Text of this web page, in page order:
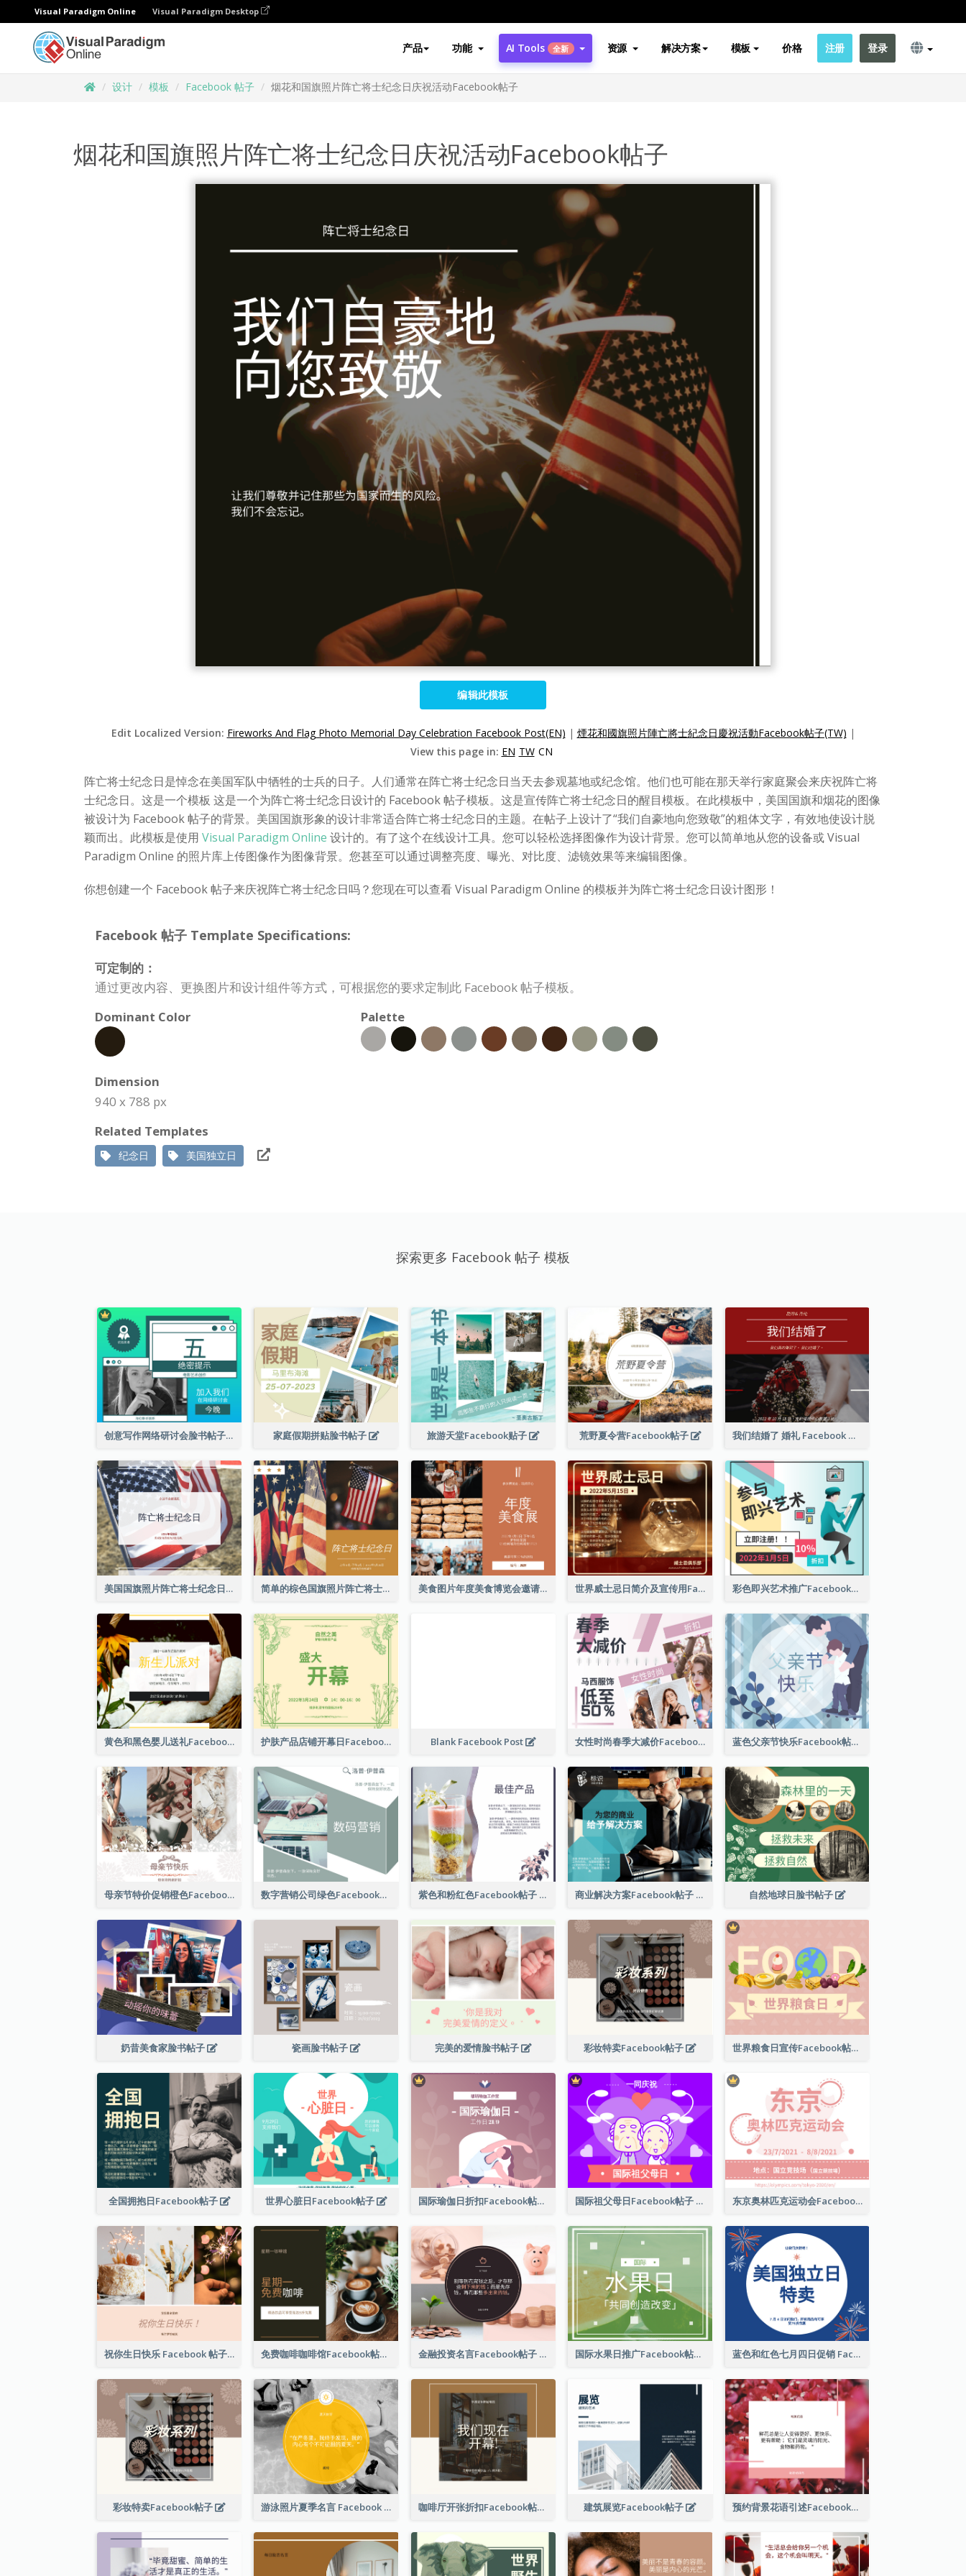
Visual Paradigm Online Visual Paradigm Desktop
产品 功能 AI Tools 全新 资源 解决方案 模板 价格 注册 登录
设计 模板 Facebook 帖子 烟花和国旗照片阵亡将士纪念日庆祝活动Facebook帖子
烟花和国旗照片阵亡将士纪念日庆祝活动Facebook帖子
编辑此模板
Edit Localized Version: Fireworks And Flag Photo Memorial Day Celebration Facebook Post(EN) | 煙花和國旗照片陣亡將士紀念日慶祝活動Facebook帖子(TW) |
View this page in: EN TW CN
阵亡将士纪念日是悼念在美国军队中牺牲的士兵的日子。人们通常在阵亡将士纪念日当天去参观墓地或纪念馆。他们也可能在那天举行家庭聚会来庆祝阵亡将
士纪念日。这是一个模板 这是一个为阵亡将士纪念日设计的 Facebook 帖子模板。这是宣传阵亡将士纪念日的醒目模板。在此模板中，美国国旗和烟花的图像
被设计为 Facebook 帖子的背景。美国国旗形象的设计非常适合阵亡将士纪念日的主题。在帖子上设计了“我们自豪地向您致敬”的粗体文字，有效地使设计脱
颖而出。此模板是使用 Visual Paradigm Online 设计的。有了这个在线设计工具。您可以轻松选择图像作为设计背景。您可以简单地从您的设备或 Visual
Paradigm Online 的照片库上传图像作为图像背景。您甚至可以通过调整亮度、曝光、对比度、滤镜效果等来编辑图像。
你想创建一个 Facebook 帖子来庆祝阵亡将士纪念日吗？您现在可以查看 Visual Paradigm Online 的模板并为阵亡将士纪念日设计图形！
Facebook 帖子 Template Specifications:
可定制的：
通过更改内容、更换图片和设计组件等方式，可根据您的要求定制此 Facebook 帖子模板。
Dominant Color
Palette
Dimension
940 x 788 px
Related Templates
纪念日 美国独立日
探索更多 Facebook 帖子 模板
创意写作网络研讨会脸书帖子 家庭假期拼贴脸书帖子 旅游天堂Facebook贴子 荒野夏令营Facebook帖子 我们结婚了 婚礼 Facebook 帖子
美国国旗照片阵亡将士纪念日庆祝活动Facebook帖子 简单的棕色国旗照片阵亡将士纪念日Facebook帖子 美食图片年度美食博览会邀请函Facebook帖子 世界威士忌日简介及宣传用Facebook帖子 彩色即兴艺术推广Facebook帖子
黄色和黑色婴儿送礼Facebook帖子 护肤产品店铺开幕日Facebook帖子 Blank Facebook Post 女性时尚春季大减价Facebook帖子 蓝色父亲节快乐Facebook帖子
母亲节特价促销橙色Facebook帖子 数字营销公司绿色Facebook帖子 紫色和粉红色Facebook帖子 商业解决方案Facebook帖子 自然地球日脸书帖子
奶昔美食家脸书帖子 瓷画脸书帖子 完美的爱情脸书帖子 彩妆特卖Facebook帖子 世界粮食日宣传Facebook帖子
全国拥抱日Facebook帖子 世界心脏日Facebook帖子 国际瑜伽日折扣Facebook帖子 国际祖父母日Facebook帖子 东京奥林匹克运动会Facebook帖子
祝你生日快乐 Facebook 帖子 免费咖啡咖啡馆Facebook帖子 金融投资名言Facebook帖子 国际水果日推广Facebook帖子 蓝色和红色七月四日促销 Facebook 帖子
彩妆特卖Facebook帖子 游泳照片夏季名言 Facebook 帖子 咖啡厅开张折扣Facebook帖子 建筑展览Facebook帖子 预约背景花语引述Facebook帖子